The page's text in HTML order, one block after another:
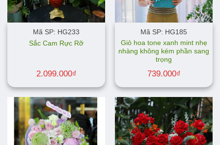
Mã SP: HG233
Sắc Cam Rực Rỡ
2.099.000₫
Mã SP: HG185
Giỏ hoa tone xanh mint nhẹ
nhàng không kém phần sang
trọng
739.000₫